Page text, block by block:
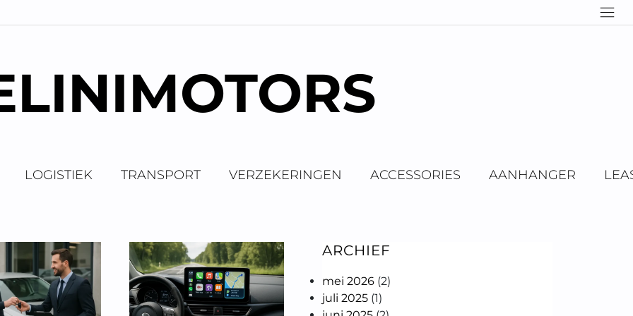
LOGISTIEK TRANSPORT VERZEKERINGEN ACCESSORIES AANHANGER
ARCHIEF
mei 2026 (2)
juli 2025 (1)